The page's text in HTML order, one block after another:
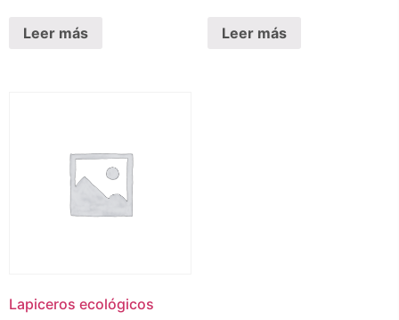
Leer más Leer más
Lapiceros ecológicos